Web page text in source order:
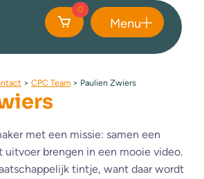
0
Menu
> CPC Team > Paulien Zwiers
met een missie: samen een
brengen in een mooie video.
tintje, want daar wordt